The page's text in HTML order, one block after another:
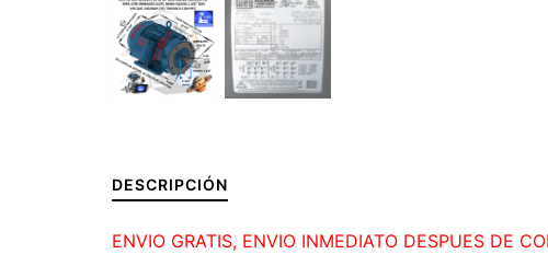
DESCRIPCIÓN
ENVIO GRATIS, ENVIO INMEDIATO DESPUES DE